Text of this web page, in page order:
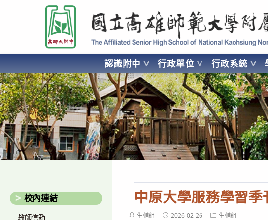
要
容
國立高雄師範大學附屬高級中學 Affiliated Senior High School of National Kaohsiung
認識附中 行政單位 行政系統
AFFILIATED SENIOR HIGH SCHOOL OF NATIONAL KAOHSIUNG
中原大學服務學習
Post生輔組
Post2026-02-26
Post生輔組
校內連結
教師信箱